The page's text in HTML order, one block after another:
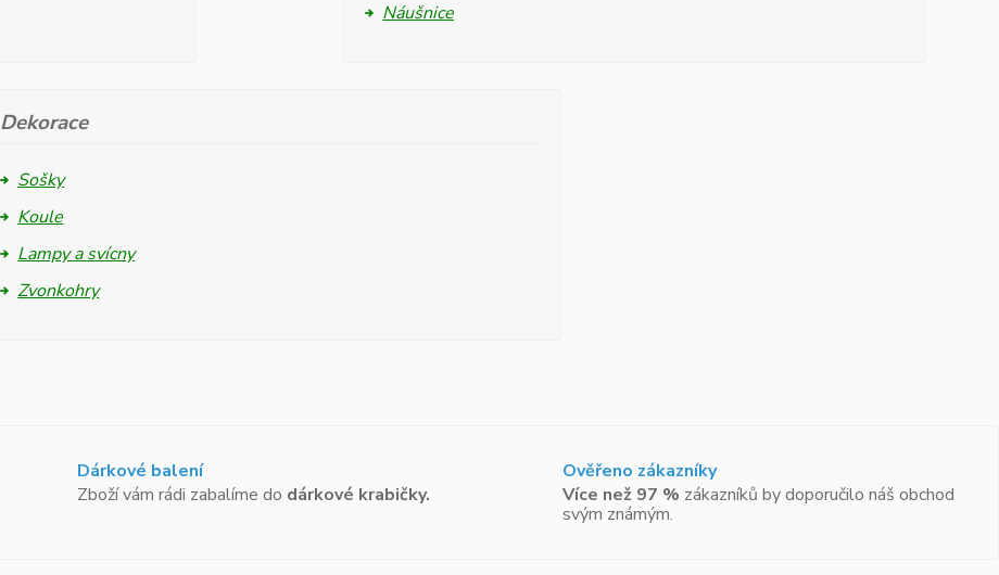
Náušnice
Dekorace
Sošky
Koule
Lampy a svícny
Zvonkohry
Dárkové balení
Zboží vám rádi zabalíme do dárkové krabičky.
Ověřeno zákazníky
Více než 97 % zákazníků by doporučilo náš obchod
svým známým.